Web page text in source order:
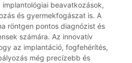
beavatkozások,
és gyermekfogászat is. A
röntgen pontos diagnózist és
számára. Az innovatív
az implantáció, fogfehérítés,
még precízebb és